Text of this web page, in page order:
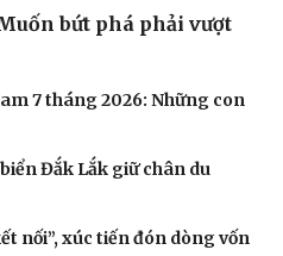
bứt phá phải vượt
7 tháng 2026: Những con
Đắk Lắk giữ chân du
nối”, xúc tiến đón dòng vốn